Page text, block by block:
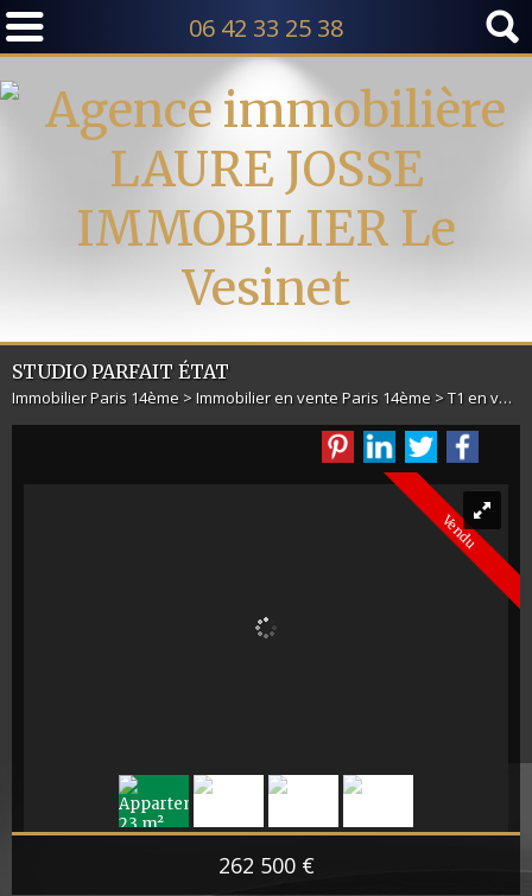
06 42 33 25 38
STUDIO PARFAIT ÉTAT
Immobilier Paris 14ème > Immobilier en vente Paris 14ème > T1 en vente Paris 14ème
Vendu
262 500 €